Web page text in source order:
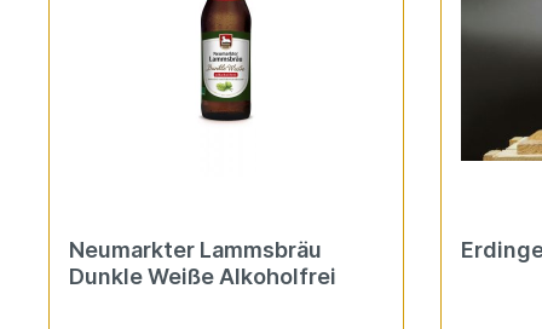
Neumarkter Lammsbräu
Dunkle Weiße Alkoholfrei